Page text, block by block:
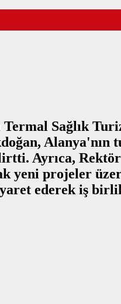
Sağlık
Alanya'nın
Ayrıca,
yeni projeler
ederek iş